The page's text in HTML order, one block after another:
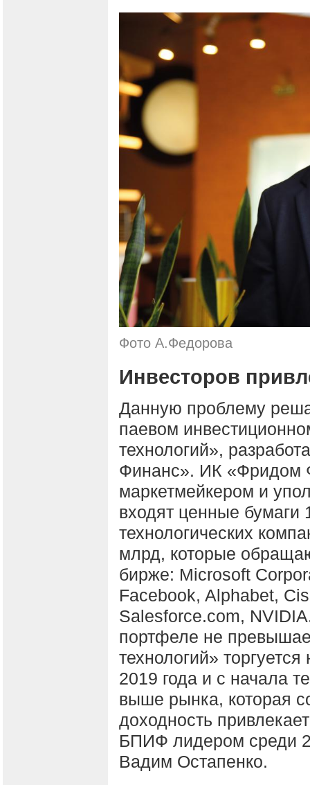
Фото А.Федорова
Инвесторов
Данную проблему
паевом
технологий»,
Финанс». ИК «Фридом
маркетмейкером и
входят ценные бумаги
технологических
млрд, которые
бирже: Microsoft
Facebook, Alphabet,
Salesforce.com,
портфеле не
технологий»
2019 года и с начала
выше рынка, которая
доходность
БПИФ лидером среди
Вадим Остапенко.